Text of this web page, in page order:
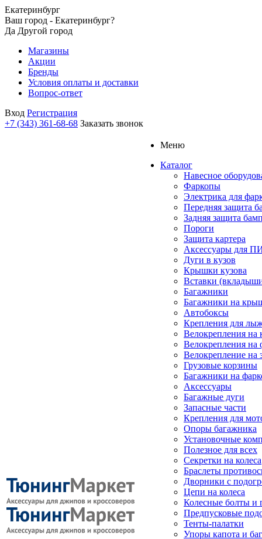
Екатеринбург
Ваш город - Екатеринбург?
Да Другой город
Магазины
Акции
Бренды
Условия оплаты и доставки
Вопрос-ответ
Вход Регистрация
+7 (343) 361-68-68 Заказать звонок
Меню
Каталог
Навесное
Фаркопы
Электрика для
Передняя защита
Задняя защита
Пороги
Защита картера
Аксессуары для
Дуги в кузов
Крышки кузова
Вставки
Багажники
Багажники на
Автобоксы
Крепления для
Велокрепления
Велокрепления на
Велокрепление на
Грузовые корзины
Багажники на
Аксессуары
Багажные дуги
Запасные части
Крепления для
Опоры багажника
Установочные
Полезное для всех
Секретки на колеса
Браслеты
Дворники с
Цепи на колеса
Колесные болты и
Предпусковые
Тенты-палатки
Упоры капота и